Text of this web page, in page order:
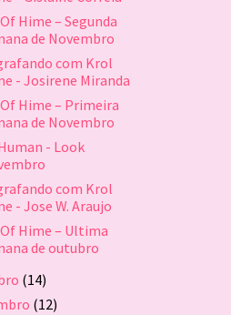
Hime – Segunda
de Novembro
com Krol
- Josirene Miranda
Hime – Primeira
de Novembro
- Look
com Krol
- Jose W. Araujo
Hime – Ultima
de outubro
(14)
(12)